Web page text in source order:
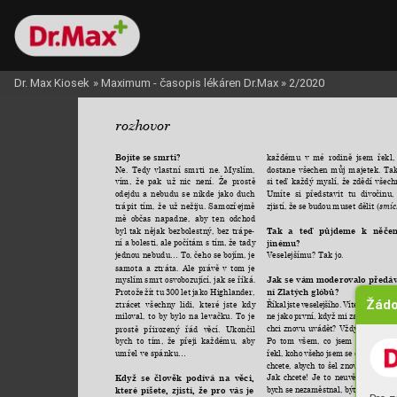
rozhovor
Bojíte se smrti?
Ne. Tedy vlastní smrti ne. Myslím,
vím, že pak už nic není. Že prostě
odejdu a nebudu se nikde jako duch
trápit tím, že už nežiju. Samozřejmě
mě občas napadne, aby ten odchod
byl tak nějak bezbolestný, bez trápe-
ní a bolesti, ale počítám s tím, že tady
jednou nebudu… To, čeho se bojím, je
samota a ztráta. Ale právě v tom je
myslím smrt osvobozující, jak se říká.
Protože žít tu 300 let jako Highlander,
ztrácet všechny lidi, které jste kdy
miloval, to by bylo na levačku. To je
prostě přirozený řád věcí.
Ukončil
bych to tím, že přeji každému, aby
umřel ve spánku…
Když se člověk podívá na věci,
které píšete, zjistí, že pro vás je
každému v mé rodině jsem řekl,
dostane všechen můj majetek.
si teď každý myslí, že zdědí
Umíte si představit tu divočinu,
zjistí, že se budou muset dělit (
Tak a teď půjdeme k
jinému?
Veselejšímu? Tak jo.
Jak se vám moderovalo
ní Zlatých glóbů?
Říkal jste veselejšího. Víte, co mě
ne jako první, když mi zavolají, jestli
chci znovu uvádět? Vždycky
Po tom všem, co jsem
řekl, koho všeho jsem se dotknul,
chcete, abych to šel znovu
Jak chcete! Je to neuvěřitelné.
bych se nezaměstnal, být jimi.
Dr. Max Kiosek » Maximum - časopis lékáren Dr.Max » 2/2020